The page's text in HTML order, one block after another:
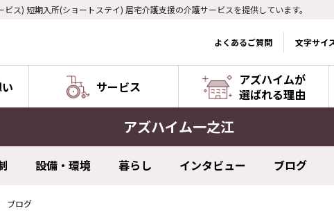
ス) 短期入所(ショートステイ) 居宅介護支援の介護サービスを提供しています。
よくあるご質問 文字サイ
サービス
アズハイムが
選ばれる理由
アズハイム一之江
設備・環境 暮らし インタビュー ブログ
ブログ